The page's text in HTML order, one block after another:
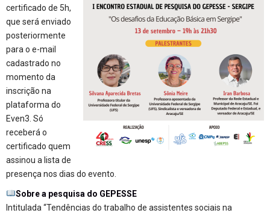
certificado de 5h,
que será enviado
posteriormente
para o e-mail
cadastrado no
momento da
inscrição na
plataforma do
Even3. Só
receberá o
certificado quem
assinou a lista de
presença nos dias do evento.
Sobre a pesquisa do GEPESSE
Intitulada “Tendências do trabalho de assistentes sociais na